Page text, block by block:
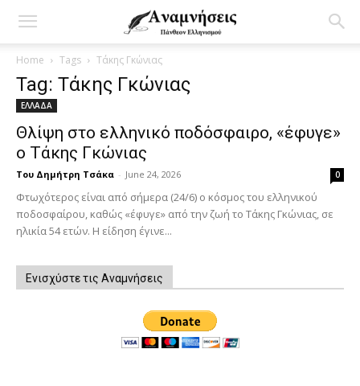
Home Tags Τάκης Γκώνιας
Tag: Τάκης Γκώνιας
ΕΛΛΑΔΑ
Θλίψη στο ελληνικό ποδόσφαιρο, «έφυγε»
ο Τάκης Γκώνιας
Του Δημήτρη Τσάκα - June 24, 2026 0
Φτωχότερος είναι από σήμερα (24/6) ο κόσμος του ελληνικού
ποδοσφαίρου, καθώς «έφυγε» από την ζωή το Τάκης Γκώνιας, σε
ηλικία 54 ετών. Η είδηση έγινε...
Ενισχύστε τις Αναμνήσεις